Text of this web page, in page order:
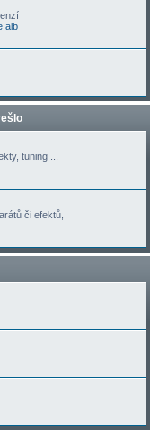
alb
tuning ...
či efektů,